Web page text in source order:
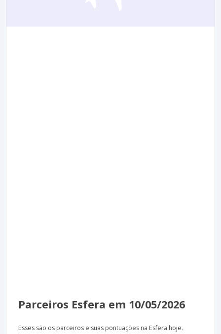
Parceiros Esfera em 10/05/2026
Esses são os parceiros e suas pontuações na Esfera hoje.